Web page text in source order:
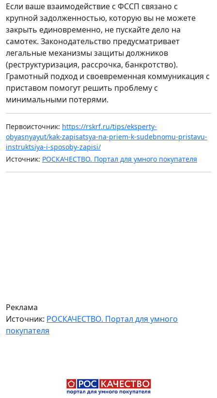
Если ваше взаимодействие с ФССП связано с
крупной задолженностью, которую вы не можете
закрыть единовременно, не пускайте дело на
самотек. Законодательство предусматривает
легальные механизмы защиты должников
(реструктуризация, рассрочка, банкротство).
Грамотный подход и своевременная коммуникация с
приставом помогут решить проблему с
минимальными потерями.
Первоисточник: https://rskrf.ru/tips/eksperty-
obyasnyayut/kak-zapisatsya-na-priem-k-sudebnomu-pristavu-
instruktsiya-i-sposoby-zapisi/
Источник: РОСКАЧЕСТВО. Портал для умного покупателя
Реклама
Источник: РОСКАЧЕСТВО. Портал для умного
покупателя